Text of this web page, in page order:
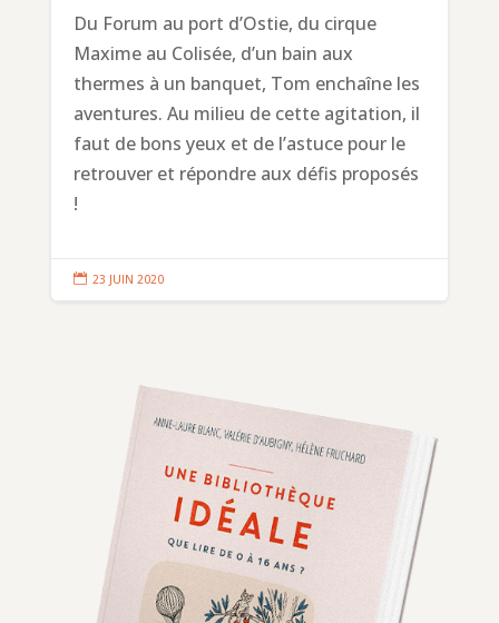
Du Forum au port d’Ostie, du cirque
Maxime au Colisée, d’un bain aux
thermes à un banquet, Tom enchaîne les
aventures. Au milieu de cette agitation, il
faut de bons yeux et de l’astuce pour le
retrouver et répondre aux défis proposés
!
 23 JUIN 2020